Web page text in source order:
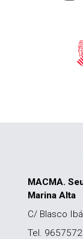
MACMA.
Marina Alta
C/ Blasco
Tel.